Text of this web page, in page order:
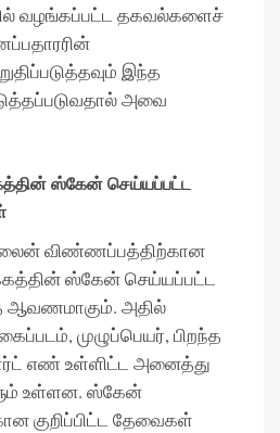
வழங்கப்பட்ட தகவல்களைச்
இந்த
அவை
ஸ்கேன் செய்யப்பட்ட
விண்ணப்பத்திற்கான
ஸ்கேன் செய்யப்பட்ட
ஆவணமாகும். அதில்
முழுப்பெயர், பிறந்த
எண் உள்ளிட்ட அனைத்து
உள்ளன. ஸ்கேன்
குறிப்பிட்ட தேவைகள்